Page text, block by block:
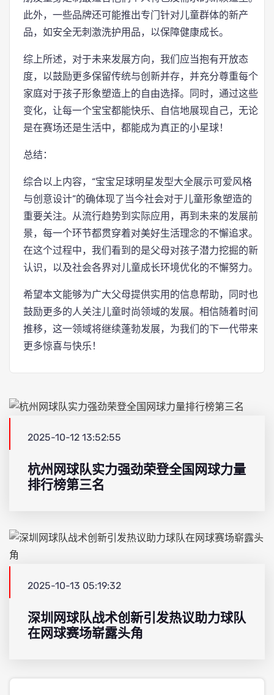
此外，一些品牌还可能推出专门针对儿童群体的新产
品，如安全无刺激洗护用品，以保障健康成长。
综上所述，对于未来发展方向，我们应当抱有开放态
度，以鼓励更多保留传统与创新并存，并充分尊重每个
家庭对于孩子形象塑造上的自由选择。同时，通过这些
变化，让每一个宝宝都能快乐、自信地展现自己，无论
是在赛场还是生活中，都能成为真正的小星球！
总结：
综合以上内容，“宝宝足球明星发型大全展示可爱风格
与创意设计”的确体现了当今社会对于儿童形象塑造的
重要关注。从流行趋势到实际应用，再到未来的发展前
景，每一个环节都贯穿着对美好生活理念的不懈追求。
在这个过程中，我们看到的是父母对孩子潜力挖掘的新
认识，以及社会各界对儿童成长环境优化的不懈努力。
希望本文能够为广大父母提供实用的信息帮助，同时也
鼓励更多的人关注儿童时尚领域的发展。相信随着时间
推移，这一领域将继续蓬勃发展，为我们的下一代带来
更多惊喜与快乐！
2025-10-12 13:52:55
杭州网球队实力强劲荣登全国网球力量
排行榜第三名
2025-10-13 05:19:32
深圳网球队战术创新引发热议助力球队
在网球赛场崭露头角